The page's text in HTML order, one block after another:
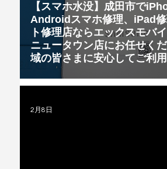
【スマホ水没】成田市で
Androidスマホ修理、iPad
ト修理店ならエックスモバ
ニュータウン店にお任せく
域の皆さまに安心してご利
「街の便利なケータイ屋」で
2月8日